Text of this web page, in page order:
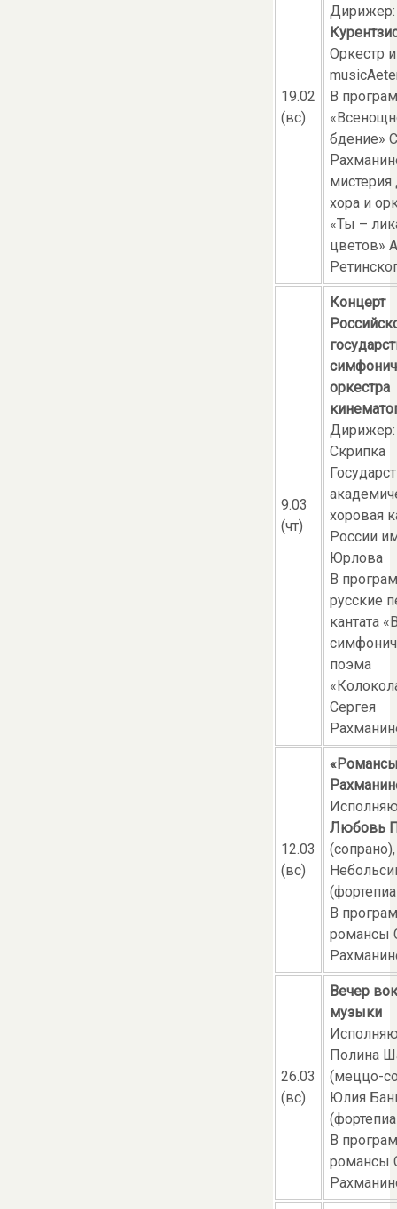
19.02
(вс)
Оркестр
В
бдение»
мистерия
хора и
«Ты –
цветов»
9.03
(чт)
Концерт
оркестра
Дирижер:
Скрипка
хоровая
России
Юрлова
В
русские
кантата
поэма
Сергея
12.03
(вс)
Любовь
В
романсы
26.03
(вс)
Вечер
музыки
Полина
(меццо-
Юлия
В
романсы